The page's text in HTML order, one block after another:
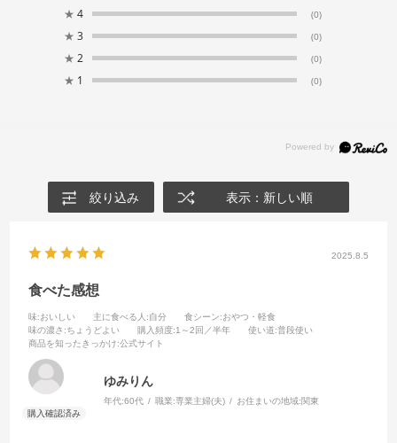
★ 4 (0)
★ 3 (0)
★ 2 (0)
★ 1 (0)
絞り込み 表示：新しい順
2025.8.5
食べた感想
味:おいしい 主に食べる人 :自分 食シーン:おやつ・軽食
味の濃さ :ちょうどよい 購入頻度:1～2回／半年 使い道:普段使い
商品を知ったきっかけ:公式サイト
ゆみりん
年代:60代 職業:専業主婦(夫) お住まいの地域:関東